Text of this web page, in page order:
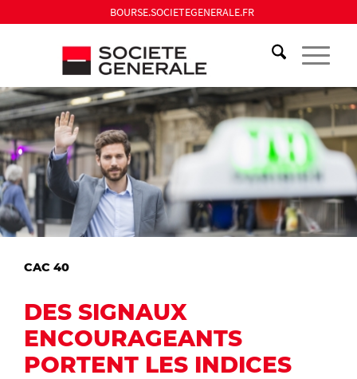
BOURSE.SOCIETEGENERALE.FR
CAC 40
DES SIGNAUX
ENCOURAGEANTS
PORTENT LES INDICES